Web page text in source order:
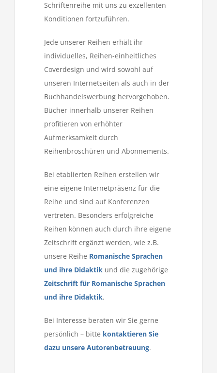
Schriftenreihe mit uns zu exzellenten
Konditionen fortzuführen.
Jede unserer Reihen erhält ihr
individuelles, Reihen-einheitliches
Coverdesign und wird sowohl auf
unseren Internetseiten als auch in der
Buchhandelswerbung hervorgehoben.
Bücher innerhalb unserer Reihen
profitieren von erhöhter
Aufmerksamkeit durch
Reihenbroschüren und Abonnements.
Bei etablierten Reihen erstellen wir
eine eigene Internetpräsenz für die
Reihe und sind auf Konferenzen
vertreten. Besonders erfolgreiche
Reihen können auch durch ihre eigene
Zeitschrift ergänzt werden, wie z.B.
unsere Reihe Romanische Sprachen
und ihre Didaktik und die zugehörige
Zeitschrift für Romanische Sprachen
und ihre Didaktik.
Bei Interesse beraten wir Sie gerne
persönlich – bitte kontaktieren Sie
dazu unsere Autorenbetreuung.